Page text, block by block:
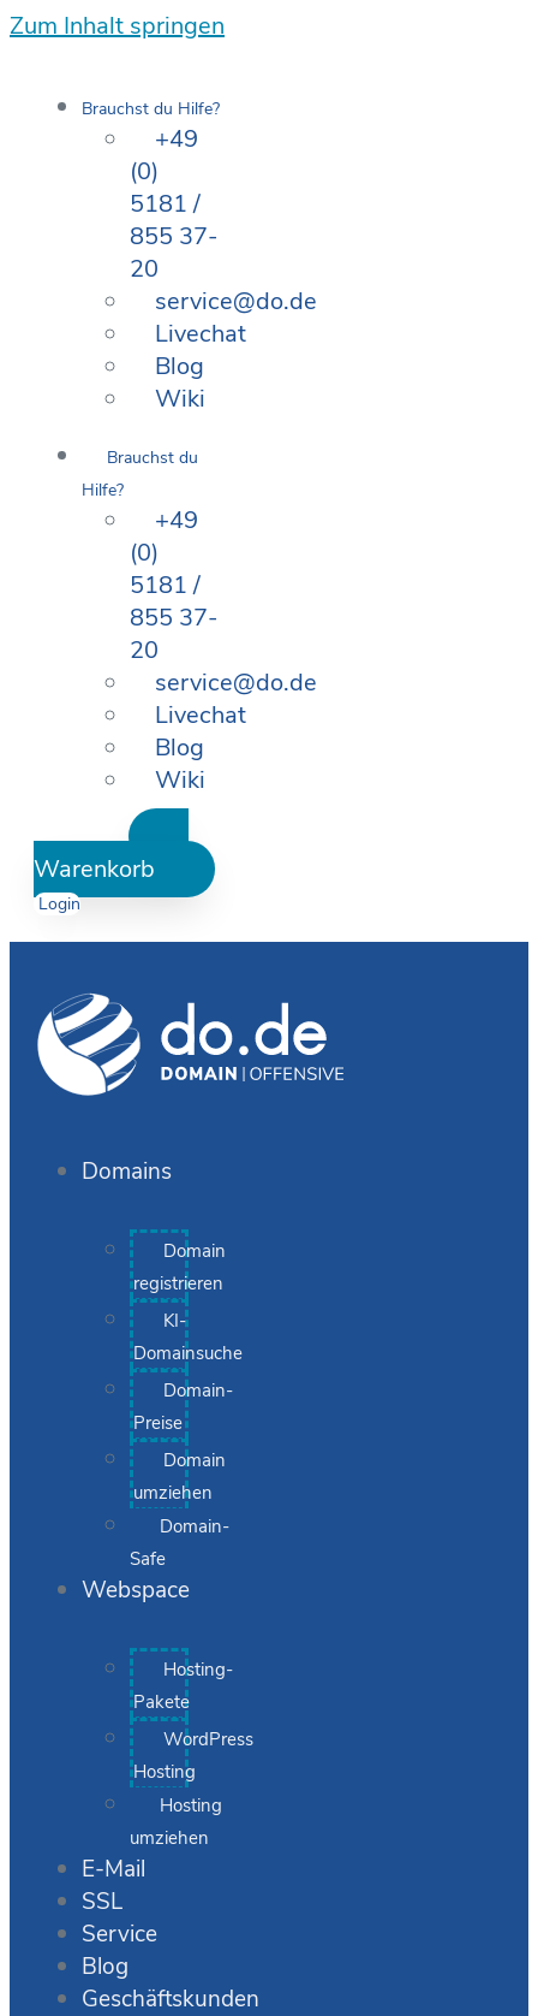
Zum Inhalt springen
Brauchst du Hilfe?
+49
(0)
5181 /
855 37-
20
service@do.de
Livechat
Blog
Wiki
Brauchst du
Hilfe?
+49
(0)
5181 /
855 37-
20
service@do.de
Livechat
Blog
Wiki
Warenkorb
Login
Domains
Domain
registrieren
KI-
Domainsuche
Domain-
Preise
Domain
umziehen
Domain-
Safe
Webspace
Hosting-
Pakete
WordPress
Hosting
Hosting
umziehen
E-Mail
SSL
Service
Blog
Geschäftskunden